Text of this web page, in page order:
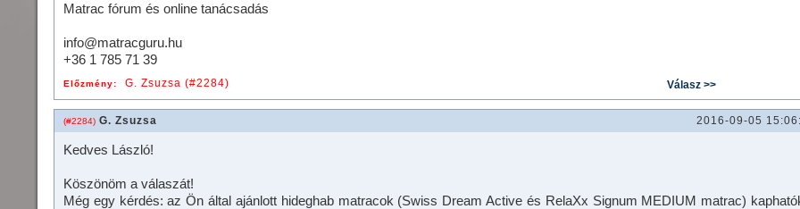
Matrac fórum és online tanácsadás
info@matracguru.hu
+36 1 785 71 39
Előzmény: G. Zsuzsa (#2284)
(#2284) G. Zsuzsa 2016-09-05
Kedves László!
Köszönöm a válaszát!
Még egy kérdés: az Ön által ajánlott hideghab matracok (Swiss Dream Active és RelaXx Signum MEDIUM matrac)